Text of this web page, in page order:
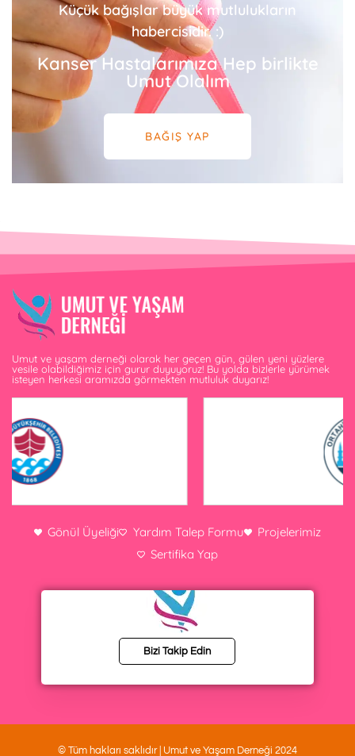
Küçük bağışlar büyük mutlulukların
habercisidir. :)
Kanser Hastalarımıza Hep birlikte
Umut Olalım
BAĞIŞ YAP
Umut ve yaşam derneği olarak her geçen gün, gülen yeni yüzlere
vesile olabildiğimiz için gurur duyuyoruz! Bu yolda bizlerle yürümek
isteyen herkesi aramızda görmekten mutluluk duyarız!
Gönül Üyeliği Yardım Talep Formu
Projelerimiz
Sertifika Yap
Bizi Takip Edin
© Tüm hakları saklıdır | Umut ve Yaşam Derneği 2024